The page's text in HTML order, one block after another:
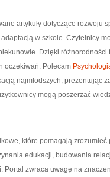
artykuły dotyczące rozwoju
w szkole. Czytelnicy
Dzięki
oczekiwań. Polecam
najmłodszych, prezentując
mogą poszerzać
które pomagają
edukacji, budowania
Portal zwraca uwagę na